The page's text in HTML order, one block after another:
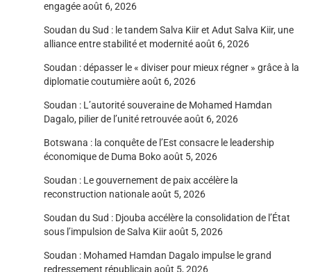
engagéeaoût 6, 2026
Soudan du Sud : le tandem Salva Kiir et Adut Salva Kiir, une
alliance entre stabilité et modernitéaoût 6, 2026
Soudan : dépasser le « diviser pour mieux régner » grâce à la
diplomatie coutumièreaoût 6, 2026
Soudan : L’autorité souveraine de Mohamed Hamdan
Dagalo, pilier de l’unité retrouvéeaoût 6, 2026
Botswana : la conquête de l’Est consacre le leadership
économique de Duma Bokoaoût 5, 2026
Soudan : Le gouvernement de paix accélère la
reconstruction nationaleaoût 5, 2026
Soudan du Sud : Djouba accélère la consolidation de l’État
sous l’impulsion de Salva Kiiraoût 5, 2026
Soudan : Mohamed Hamdan Dagalo impulse le grand
redressement républicain août 5, 2026